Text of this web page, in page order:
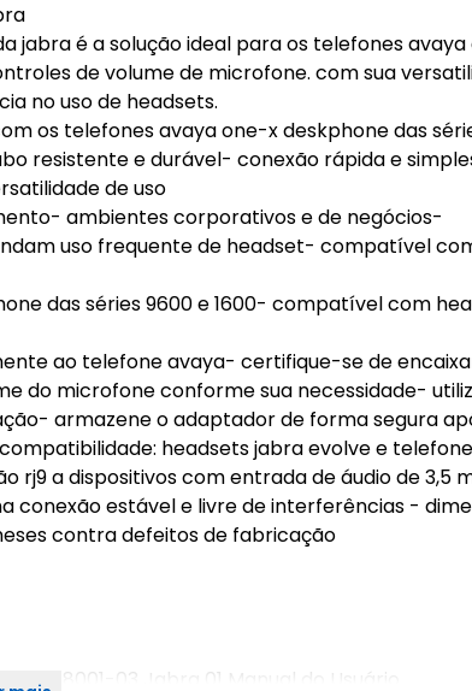
jabra é a solução ideal para os telefones
de volume de microfone. com sua
no uso de headsets.
os telefones avaya one-x deskphone das
resistente e durável- conexão rápida e
de uso
ambientes corporativos e de negócios-
uso frequente de headset- compatível
das séries 9600 e 1600- compatível com
ao telefone avaya- certifique-se de
do microfone conforme sua necessidade-
armazene o adaptador de forma segura
headsets jabra evolve e
a dispositivos com entrada de áudio de 3,5
estável e livre de interferências -
contra defeitos de fabricação
88001-03 Jabra 01 Manual do Usuário